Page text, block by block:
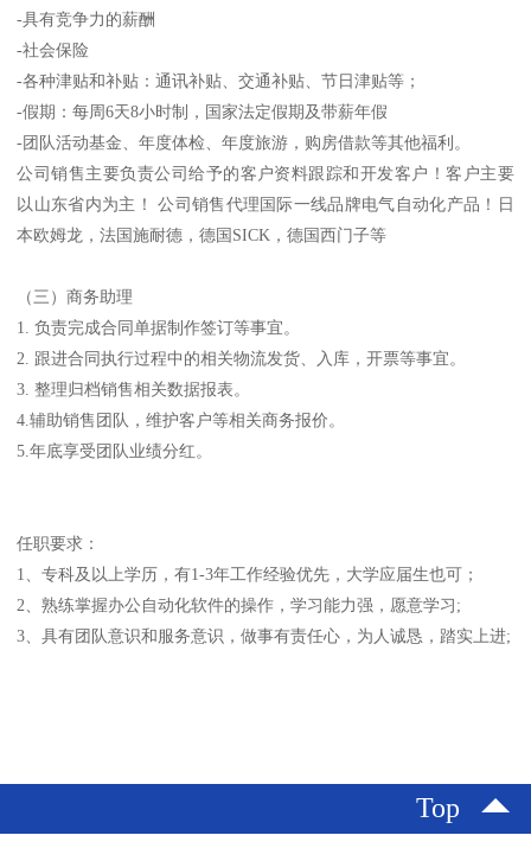
-具有竞争力的薪酬
-社会保险
-各种津贴和补贴：通讯补贴、交通补贴、节日津贴等；
-假期：每周6天8小时制，国家法定假期及带薪年假
-团队活动基金、年度体检、年度旅游，购房借款等其他福利。
公司销售主要负责公司给予的客户资料跟踪和开发客户！客户主要
以山东省内为主！ 公司销售代理国际一线品牌电气自动化产品！日
本欧姆龙，法国施耐德，德国SICK，德国西门子等
（三）商务助理
1. 负责完成合同单据制作签订等事宜。
2. 跟进合同执行过程中的相关物流发货、入库，开票等事宜。
3. 整理归档销售相关数据报表。
4.辅助销售团队，维护客户等相关商务报价。
5.年底享受团队业绩分红。
任职要求：
1、专科及以上学历，有1-3年工作经验优先，大学应届生也可；
2、熟练掌握办公自动化软件的操作，学习能力强，愿意学习;
3、具有团队意识和服务意识，做事有责任心，为人诚恳，踏实上进;
Top